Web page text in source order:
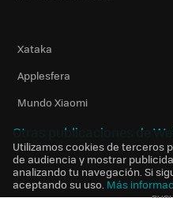
Xataka
Applesfera
Mundo Xiaomi
Otras publicaciones de
Utilizamos cookies de terceros
de audiencia y mostrar
analizando tu navegación. Si
aceptando su uso. Más